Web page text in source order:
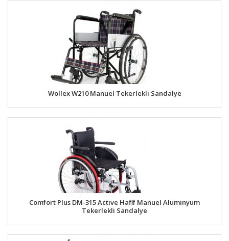
Wollex W210 Manuel Tekerlekli Sandalye
Comfort Plus DM-315 Active Hafif Manuel Alüminyum
Tekerlekli Sandalye